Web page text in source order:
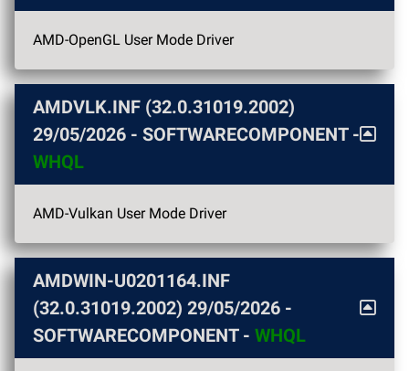
AMD-OpenGL User Mode Driver
AMDVLK.INF (32.0.31019.2002)
29/05/2026 - SOFTWARECOMPONENT -
WHQL
AMD-Vulkan User Mode Driver
AMDWIN-U0201164.INF
(32.0.31019.2002) 29/05/2026 -
SOFTWARECOMPONENT - WHQL